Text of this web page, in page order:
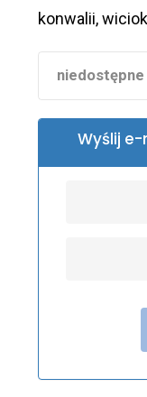
konwalii,
niedostępne
Wyślij